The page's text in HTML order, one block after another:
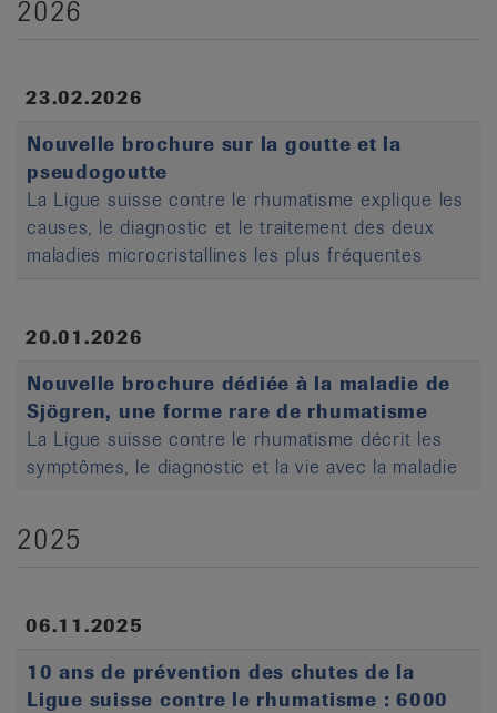
2026
23.02.2026
Nouvelle brochure sur la goutte et la
pseudogoutte
La Ligue suisse contre le rhumatisme explique les
causes, le diagnostic et le traitement des deux
maladies microcristallines les plus fréquentes
20.01.2026
Nouvelle brochure dédiée à la maladie de
Sjögren, une forme rare de rhumatisme
La Ligue suisse contre le rhumatisme décrit les
symptômes, le diagnostic et la vie avec la maladie
2025
06.11.2025
10 ans de prévention des chutes de la
Ligue suisse contre le rhumatisme : 6000